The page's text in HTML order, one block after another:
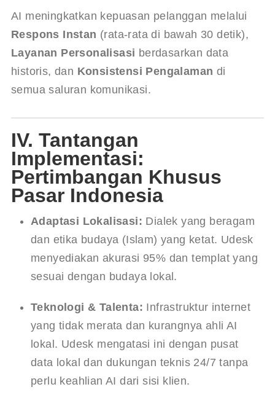
AI meningkatkan kepuasan pelanggan melalui
Respons Instan (rata-rata di bawah 30 detik),
Layanan Personalisasi berdasarkan data
historis, dan Konsistensi Pengalaman di
semua saluran komunikasi.
IV. Tantangan
Implementasi:
Pertimbangan Khusus
Pasar Indonesia
Adaptasi Lokalisasi: Dialek yang beragam
dan etika budaya (Islam) yang ketat. Udesk
menyediakan akurasi 95% dan templat yang
sesuai dengan budaya lokal.
Teknologi & Talenta: Infrastruktur internet
yang tidak merata dan kurangnya ahli AI
lokal. Udesk mengatasi ini dengan pusat
data lokal dan dukungan teknis 24/7 tanpa
perlu keahlian AI dari sisi klien.